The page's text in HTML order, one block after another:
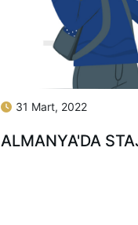
31 Mart, 2022
ALMANYA'DA